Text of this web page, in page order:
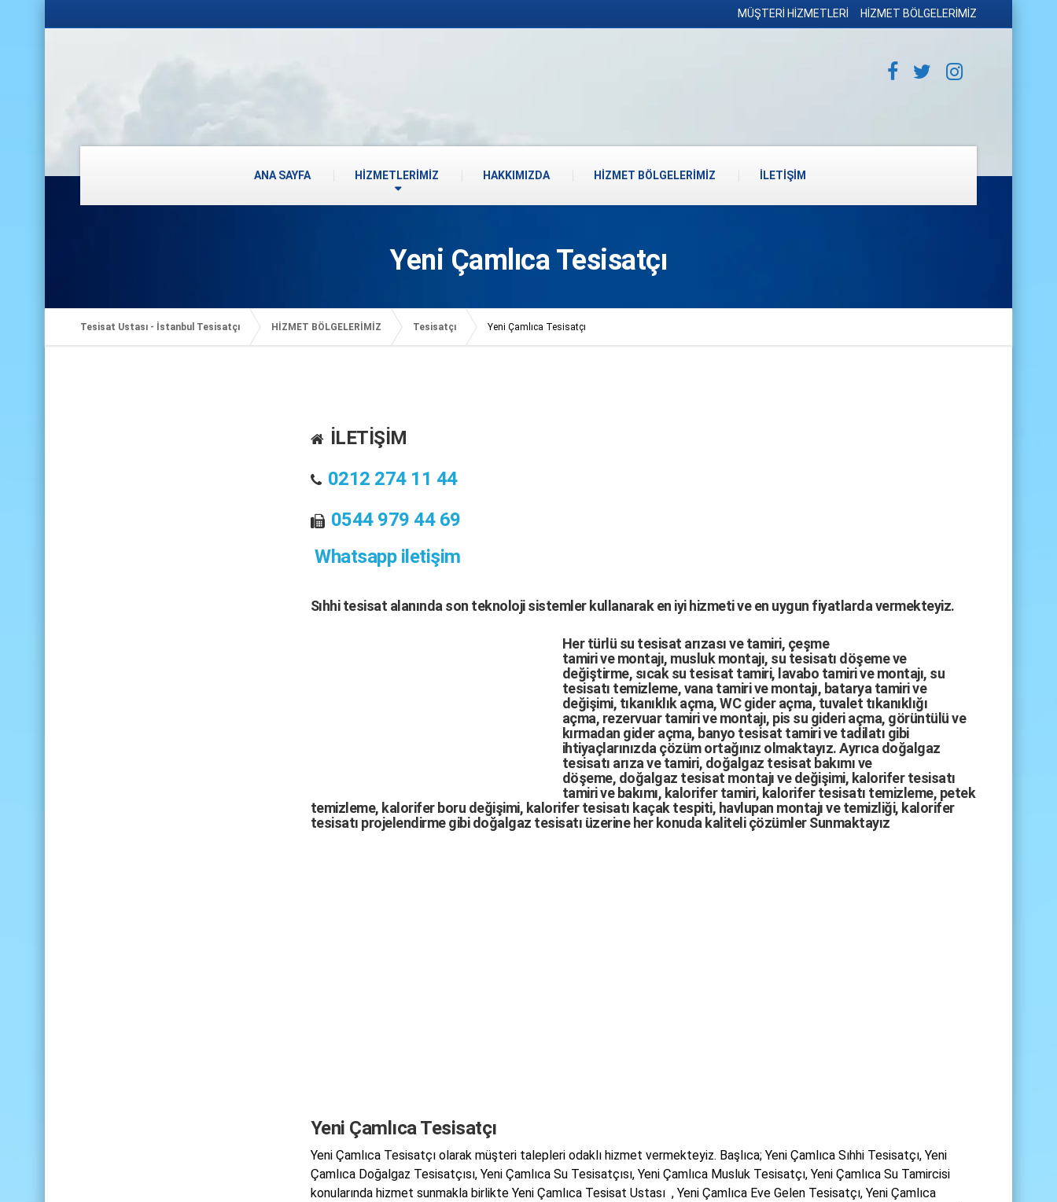
MÜŞTERİ HİZMETLERİ HİZMET BÖLGELERİMİZ
ANA SAYFA HİZMETLERİMİZ HAKKIMIZDA HİZMET BÖLGELERİMİZ İLETİŞİM
Yeni Çamlıca Tesisatçı
Tesisat Ustası - İstanbul Tesisatçı HİZMET BÖLGELERİMİZ Tesisatçı Yeni Çamlıca Tesisatçı
İLETİŞİM
0212 274 11 44
0544 979 44 69
Whatsapp iletişim
Sıhhi tesisat alanında son teknoloji sistemler kullanarak en iyi hizmeti ve en uygun fiyatlarda vermekteyiz.
Her türlü su tesisat arızasıve tamiri, çeşme
tamirivemontajı, musluk montajı, su tesisatı döşemeve
değiştirme, sıcak su tesisat tamiri, lavabo tamirivemontajı, su
tesisatı temizleme,vana tamirivemontajı, batarya tamirive
değişimi, tıkanıklık açma,WC gider açma, tuvalet tıkanıklığı
açma, rezervuar tamirive montajı, pis su gideri açma, görüntülü ve
kırmadan gider açma, banyo tesisat tamirivetadilatı gibi
ihtiyaçlarınızda çözüm ortağınız olmaktayız. Ayrıca doğalgaz
tesisatı arızave tamiri, doğalgaz tesisat bakımıve
döşeme, doğalgaz tesisat montajıve değişimi, kalorifer tesisatı
tamiri ve bakımı, kalorifer tamiri, kalorifer tesisatı temizleme, petek
temizleme, kalorifer boru değişimi, kalorifer tesisatı kaçak tespiti, havlupan montajı ve temizliği, kalorifer
tesisatı projelendirme gibi doğalgaz tesisatı üzerine her konuda kaliteli çözümler Sunmaktayız
Yeni Çamlıca Tesisatçı
Yeni Çamlıca Tesisatçı olarak müşteri talepleri odaklı hizmet vermekteyiz. Başlıca; Yeni Çamlıca Sıhhi Tesisatçı, Yeni
Çamlıca Doğalgaz Tesisatçısı, Yeni Çamlıca Su Tesisatçısı, Yeni Çamlıca Musluk Tesisatçı, Yeni Çamlıca Su Tamircisi
konularında hizmet sunmakla birlikte Yeni Çamlıca Tesisat Ustası , Yeni Çamlıca Eve Gelen Tesisatçı, Yeni Çamlıca